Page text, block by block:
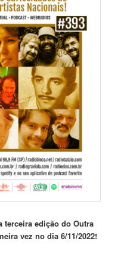
terceira edição do Outra
vez no dia 6/11/2022!